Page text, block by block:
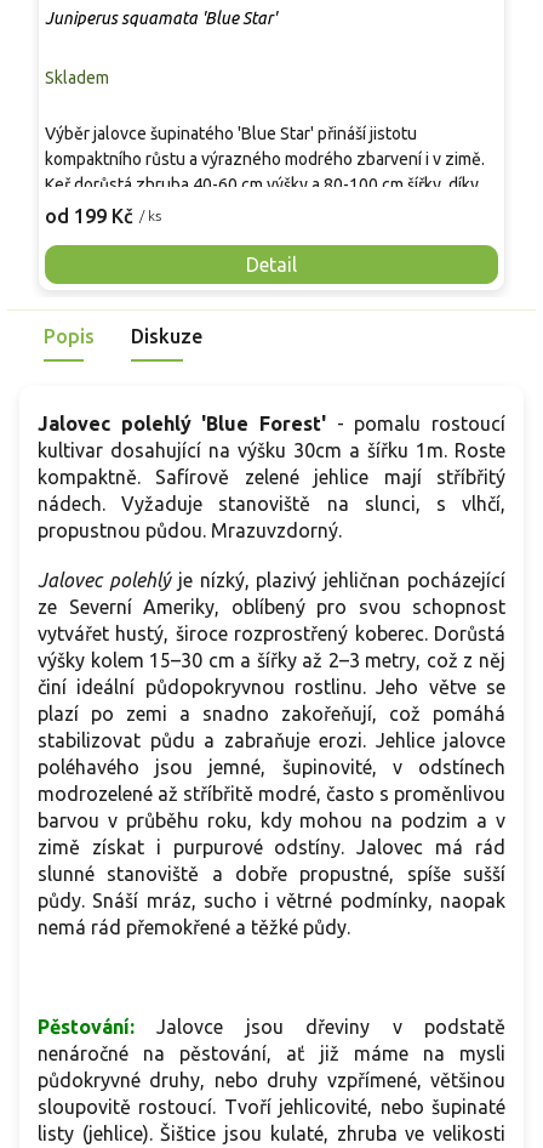
Juniperus squamata 'Blue Star'
Skladem
od 199 Kč / ks
Detail
Výběr jalovce šupinatého 'Blue Star' přináší jistotu
kompaktního růstu a výrazného modrého zbarvení i v zimě.
Keř dorůstá zhruba 40-60 cm výšky a 80-100 cm šířky, díky
hustému větvení dobře kryje půdu a omezuje plevel.
doprovod vyšších dřevin. Pěstování je nenáročné, rostlina
vyžaduje zejména plné slunce, dobře odvodněnou půdu a
snáší delší období sucha.
Popis Diskuze
Jalovec polehlý 'Blue Forest' - pomalu rostoucí
kultivar dosahující na výšku 30cm a šířku 1m. Roste
kompaktně. Safírově zelené jehlice mají stříbřitý
nádech. Vyžaduje stanoviště na slunci, s vlhčí,
propustnou půdou. Mrazuvzdorný.
Jalovec polehlýje nízký, plazivý jehličnan pocházející
ze Severní Ameriky, oblíbený pro svou schopnost
vytvářet hustý, široce rozprostřený koberec. Dorůstá
výšky kolem 15–30 cm a šířky až 2–3 metry, což z něj
činí ideální půdopokryvnou rostlinu. Jeho větve se
plazí po zemi a snadno zakořeňují, což pomáhá
stabilizovat půdu a zabraňuje erozi. Jehlice jalovce
poléhavého jsou jemné, šupinovité, v odstínech
modrozelené až stříbřitě modré, často s proměnlivou
barvou v průběhu roku, kdy mohou na podzim a v
zimě získat i purpurové odstíny. Jalovec má rád
slunné stanoviště a dobře propustné, spíše sušší
půdy. Snáší mráz, sucho i větrné podmínky, naopak
nemá rád přemokřené a těžké půdy.
Pěstování:Jalovce jsou dřeviny v podstatě
nenáročné na pěstování, ať již máme na mysli
půdokryvné druhy, nebo druhy vzpřímené, většinou
sloupovitě rostoucí. Tvoří jehlicovité, nebo šupinaté
listy (jehlice). Šištice jsou kulaté, zhruba ve velikosti